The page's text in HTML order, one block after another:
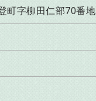
町字柳田仁部70番地